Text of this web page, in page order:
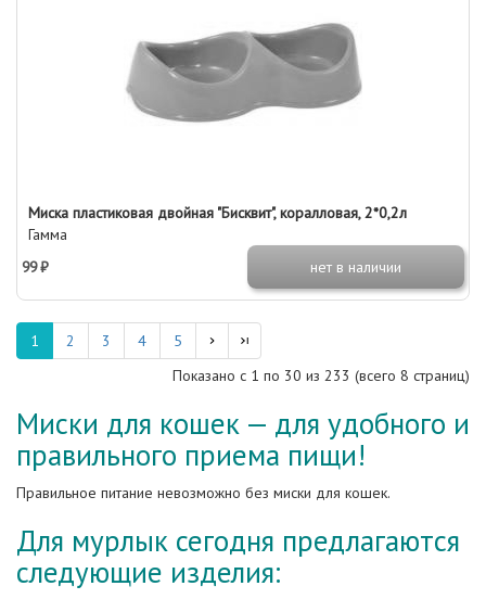
Миска пластиковая двойная "Бисквит", коралловая, 2*0,2л
Гамма
99 ₽
нет в наличии
1 2 3 4
5
Показано с 1 по 30 из 233 (всего 8 страниц)
Миски для кошек — для удобного и
правильного приема пищи!
Правильное питание невозможно без миски для кошек.
Для мурлык сегодня предлагаются
следующие изделия: